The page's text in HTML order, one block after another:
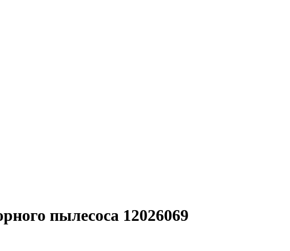
пылесоса 12026069